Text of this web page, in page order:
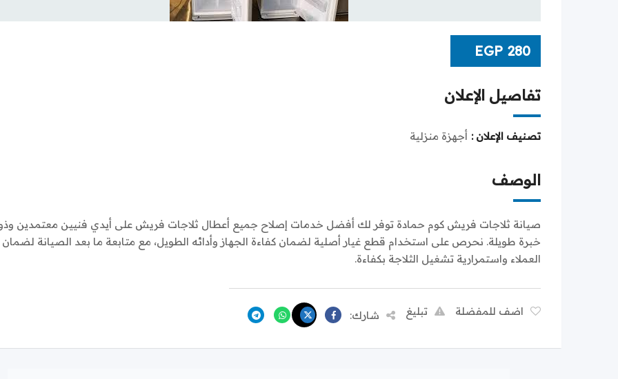
EGP 280
تفاصيل الإعلان
تصنيف الإعلان : أجهزة منزلية
الوصف
صيانة ثلاجات فريش كوم حمادة توفر لك أفضل خدمات إصلاح جميع أعطال ثلاجات فريش على أيدي فنيين معتمدين
خبرة طويلة. نحرص على استخدام قطع غيار أصلية لضمان كفاءة الجهاز وأدائه الطويل، مع متابعة ما بعد الصيانة
العملاء واستمرارية تشغيل الثلاجة بكفاءة.
اضف للمفضلة تبليغ شارك: